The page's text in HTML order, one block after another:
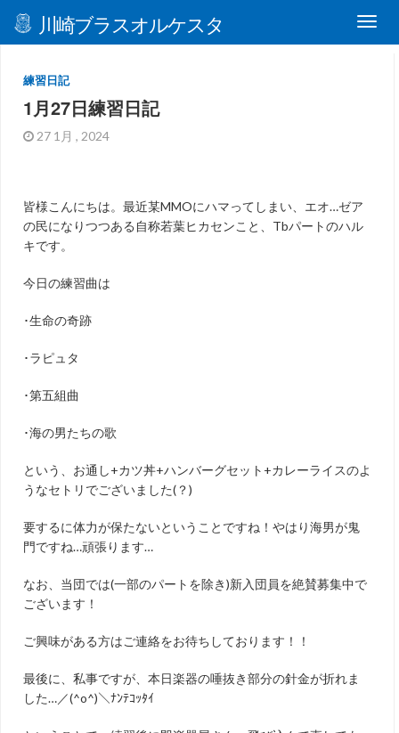
川崎ブラスオルケスタ
練習日記
1月27日練習日記
27 1月 , 2024
皆様こんにちは。最近某MMOにハマってしまい、エオ…ゼア
の民になりつつある自称若葉ヒカセンこと、 Tbパートのハル
キです。
今日の練習曲は
･生命の奇跡
･ラピュタ
･第五組曲
･海の男たちの歌
という、お通し+カツ丼+ハンバーグセット +カレーライスのよ
うなセトリでございました( ？)
要するに体力が保たないということですね！やはり海男が鬼
門ですね…頑張ります…
なお、当団では(一部のパートを除き)新入団員を絶賛募集中で
ございます！
ご興味がある方はご連絡をお待ちしております！！
最後に、私事ですが、本日楽器の唾抜き部分の針金が折れま
した…／(^o^)＼ﾅﾝﾃｺｯﾀｲ